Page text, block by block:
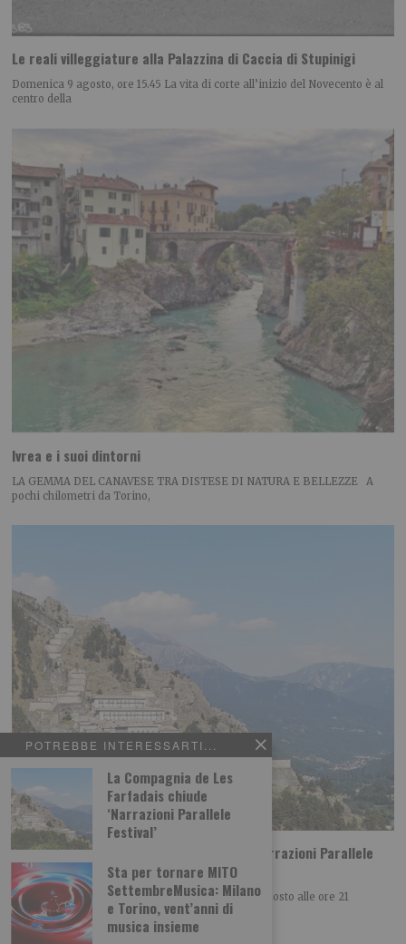
POTREBBE INTERESSARTI...
La Compagnia de Les
Farfadais chiude
‘Narrazioni Parallele
Festival’
Sta per tornare MITO
SettembreMusica: Milano
e Torino, vent’anni di
musica insieme
Le reali villeggiature alla Palazzina di Caccia di Stupinigi
Domenica 9 agosto, ore 15.45 La vita di corte all’inizio del Novecento è al
centro della
Ivrea e i suoi dintorni
LA GEMMA DEL CANAVESE TRA DISTESE DI NATURA E BELLEZZE A
pochi chilometri da Torino,
La Compagnia de Les Farfadais chiude ‘Narrazioni Parallele
Festival’
Nella cornice del Forte di Fenestrelle dal 12 al 15 agosto alle ore 21
‘Narrazioni Parallele